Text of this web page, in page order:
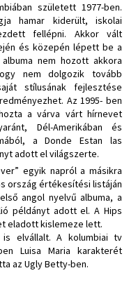
született 1977-ben.
hamar kiderült, iskolai
fellépni. Akkor vált
és közepén lépett be a
nem hozott akkora
nem dolgozik tovább
stílusának fejlesztése
Az 1995- ben
a várva várt hírnevet
Dél-Amerikában és
a Donde Estan las
adott el világszerte.
egyik napról a másikra
ország értékesítési listáján
angol nyelvű albuma, a
példányt adott el. A Hips
eladott kislemeze lett.
elvállalt. A kolumbiai tv
Luisa Maria karakterét
az Ugly Betty-ben.